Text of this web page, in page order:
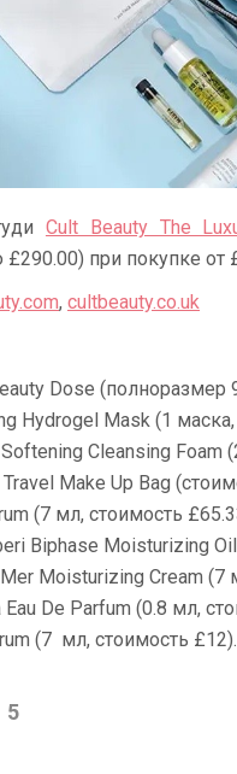
Cult Beauty The
при покупке от
, cultbeauty.co.uk
Dose (полноразмер
Hydrogel Mask (1
Cleansing Foam
Make Up Bag
(7 мл, стоимость
Biphase Moisturizing
Moisturizing Cream (7
De Parfum (0.8 мл,
(7 мл, стоимость £12).
5